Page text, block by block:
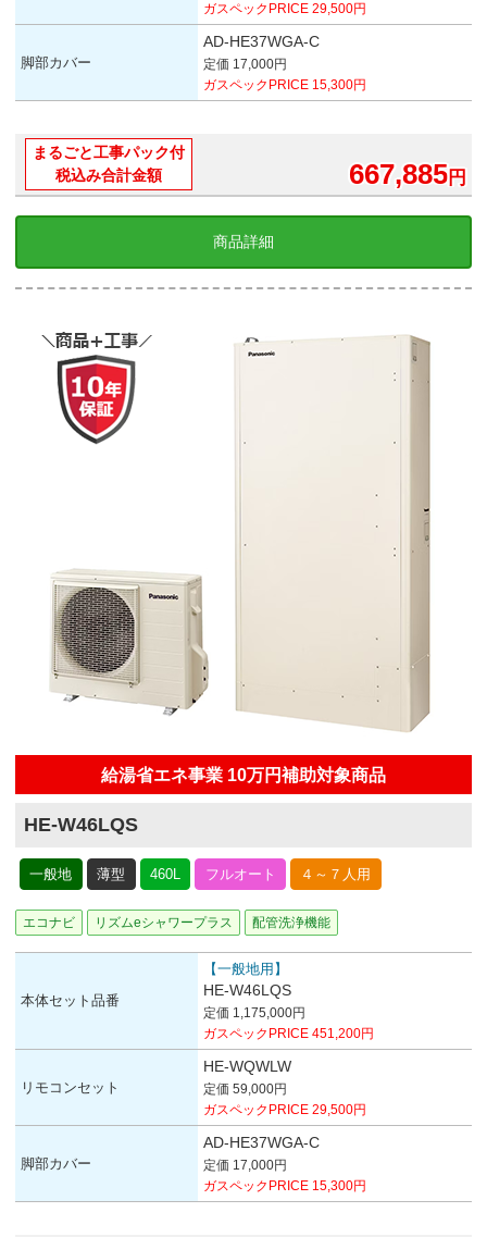
ガスペックPRICE 29,500円
脚部カバー
AD-HE37WGA-C
定価 17,000円
ガスペックPRICE 15,300円
まるごと工事パック付
税込み合計金額
667,885円
商品詳細
給湯省エネ事業 10万円補助対象商品
HE-W46LQS
一般地 薄型 460L フルオート ４～７人用
エコナビ リズムeシャワープラス 配管洗浄機能
本体セット品番
【一般地用】
HE-W46LQS
定価 1,175,000円
ガスペックPRICE 451,200円
リモコンセット
HE-WQWLW
定価 59,000円
ガスペックPRICE 29,500円
脚部カバー
AD-HE37WGA-C
定価 17,000円
ガスペックPRICE 15,300円